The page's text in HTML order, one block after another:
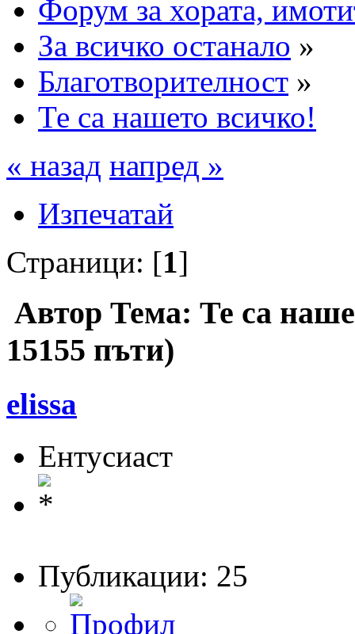
Форум за хората,
За всичко останало »
Благотворителност »
Те са нашето всичко!
« назад напред »
Изпечатай
Страници: [1]
Автор Тема: Те са
15155 пъти)
elissa
Ентусиаст
Публикации: 25